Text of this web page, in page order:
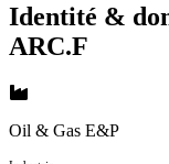
Identité &
ARC.F
Oil & Gas E&P